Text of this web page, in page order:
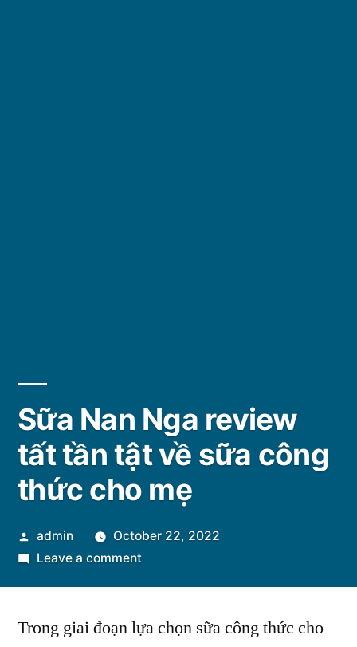
Sữa Nan Nga review
tất tần tật về sữa công
thức cho mẹ
Posted
by
admin
October 22, 2022
Leave a commenton
Nga
Trong giai đoạn lựa chọn sữa công thức cho